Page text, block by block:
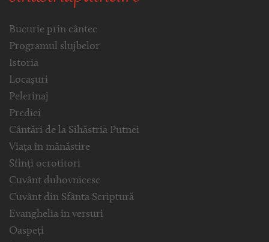
Bucurie prin cântec
Programul slujbelor
Istoria
Locașuri
Pelerinaj
Predici
Cântări de la Sihăstria Putnei
Viața în mănăstire
Sfinți ocrotitori
Cuvânt duhovnicesc
Cuvânt din Sfânta Scriptură
Evanghelia in versuri
Oaspeți